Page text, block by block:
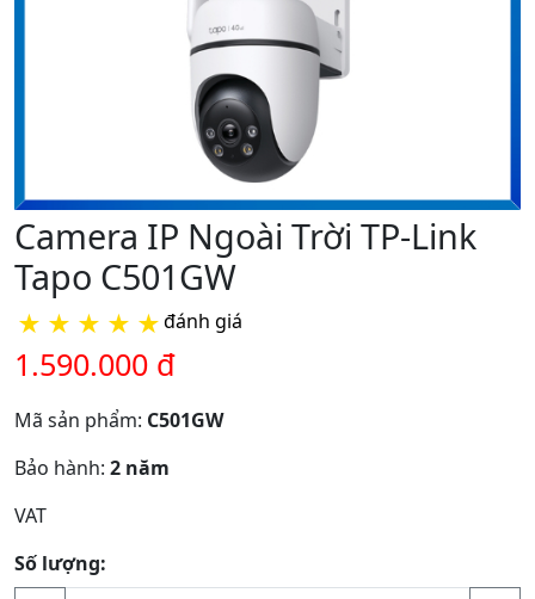
Camera IP Ngoài Trời TP-Link
Tapo C501GW
★ ★ ★ ★ ★đánh giá
1.590.000 đ
Mã sản phẩm: C501GW
Bảo hành: 2 năm
VAT
Số lượng: